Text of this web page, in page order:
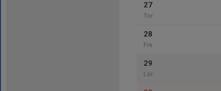
27
Tor
28
Fre
29
Lör